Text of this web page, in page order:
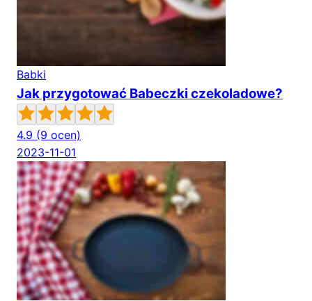
Babki
Jak przygotować Babeczki czekoladowe?
4.9 (9 ocen)
2023-11-01